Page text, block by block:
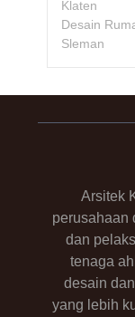
Klaten
Desain
Sleman
Arsitek
perusahaan
dan
tenaga
desain
yang lebih